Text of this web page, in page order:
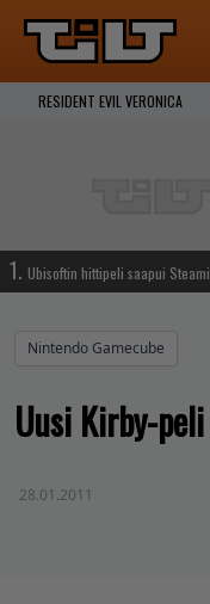
RESIDENT EVIL VERONICA
1. Ubisoftin hittipeli saapui
Nintendo Gamecube
Uusi Kirby-
28.01.2011